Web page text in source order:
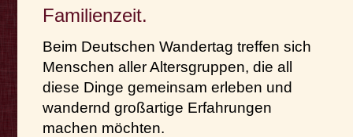
Familienzeit.
Beim Deutschen Wandertag treffen sich
Menschen aller Altersgruppen, die all
diese Dinge gemeinsam erleben und
wandernd großartige Erfahrungen
machen möchten.